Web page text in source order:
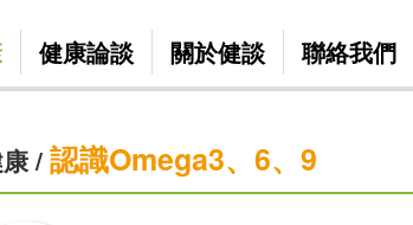
健康論談 關於健談 聯絡我們
/ 認識Omega3、6、9